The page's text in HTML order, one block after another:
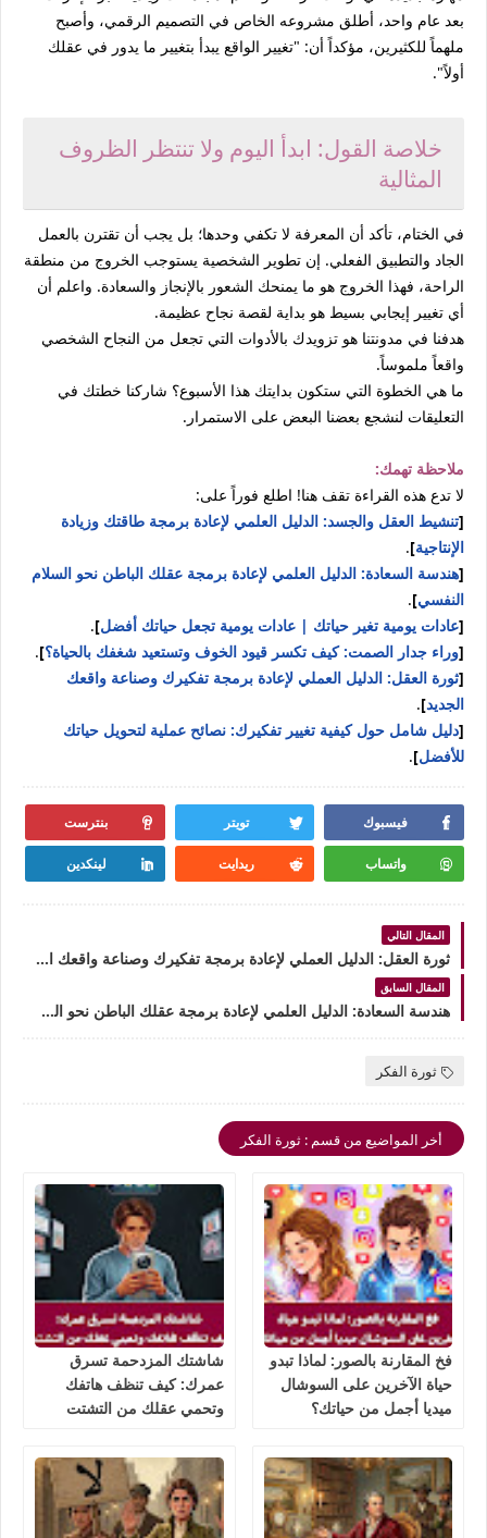
بعد عام واحد، أطلق مشروعه الخاص في التصميم الرقمي، وأصبح
ملهماً للكثيرين، مؤكداً أن: "تغيير الواقع يبدأ بتغيير ما يدور في عقلك
أولاً".
خلاصة القول: ابدأ اليوم ولا تنتظر الظروف
المثالية
في الختام، تأكد أن المعرفة لا تكفي وحدها؛ بل يجب أن تقترن بالعمل
الجاد والتطبيق الفعلي. إن تطوير الشخصية يستوجب الخروج من منطقة
الراحة، فهذا الخروج هو ما يمنحك الشعور بالإنجاز والسعادة. واعلم أن
أي تغيير إيجابي بسيط هو بداية لقصة نجاح عظيمة.
هدفنا في مدونتنا هو تزويدك بالأدوات التي تجعل من النجاح الشخصي
واقعاً ملموساً.
ما هي الخطوة التي ستكون بدايتك هذا الأسبوع؟ شاركنا خطتك في
التعليقات لنشجع بعضنا البعض على الاستمرار.
ملاحظة تهمك:
لا تدع هذه القراءة تقف هنا! اطلع فوراً على:
[تنشيط العقل والجسد: الدليل العلمي لإعادة برمجة طاقتك وزيادة
الإنتاجية]
.
[هندسة السعادة: الدليل العلمي لإعادة برمجة عقلك الباطن نحو السلام
النفسي]
.
[عادات يومية تغير حياتك | عادات يومية تجعل حياتك أفضل]
.
[وراء جدار الصمت: كيف تكسر قيود الخوف وتستعيد شغفك بالحياة؟]
.
[ثورة العقل: الدليل العملي لإعادة برمجة تفكيرك وصناعة واقعك
الجديد]
.
[دليل شامل حول كيفية تغيير تفكيرك: نصائح عملية لتحويل حياتك
للأفضل]
.
فيسبوك تويتر بنترست
واتساب ريدايت لينكدين
المقال التالي
ثورة العقل: الدليل العملي لإعادة برمجة تفكيرك وصناعة واقعك الجديد
المقال السابق
هندسة السعادة: الدليل العلمي لإعادة برمجة عقلك الباطن نحو السلام النفسي
ثورة الفكر
أخر المواضيع من قسم : ثورة الفكر
فخ المقارنة بالصور: لماذا تبدو
حياة الآخرين على السوشال
ميديا أجمل من حياتك؟
شاشتك المزدحمة تسرق
عمرك: كيف تنظف هاتفك
وتحمي عقلك من التشتت